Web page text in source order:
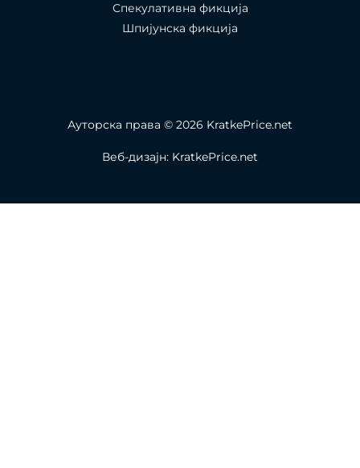
Спекулативна фикција
Шпијунска фикција
Ауторска права © 2026 KratkePrice.net
Веб-дизајн: KratkePrice.net